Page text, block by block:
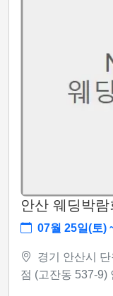
안산 웨딩박람
07월 25일(토)
경기 안산시
점 (고잔동 537-9)